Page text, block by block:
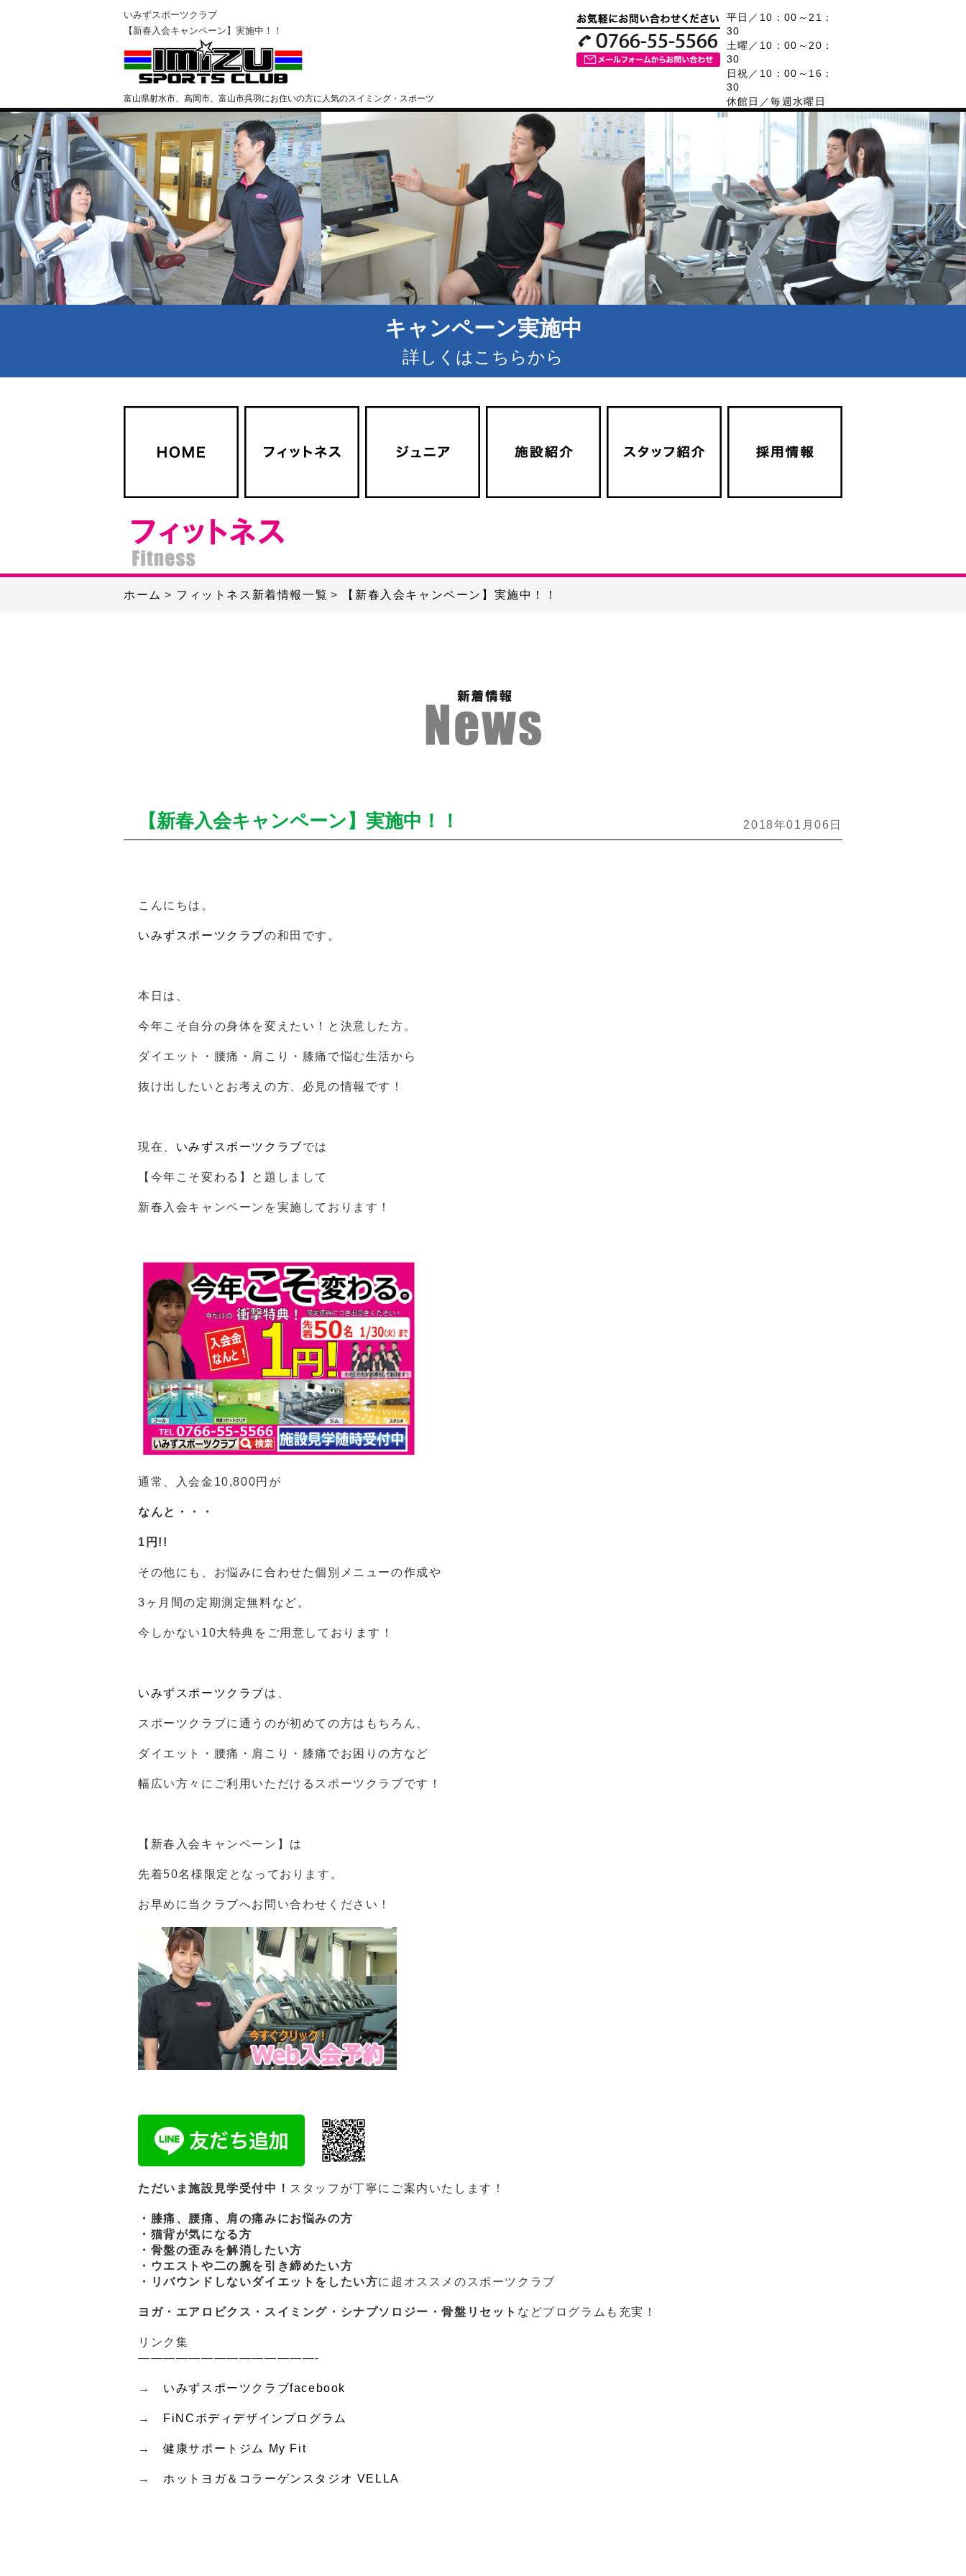
いみずスポーツクラブ
【新春入会キャンペーン】実施中！！
富山県射水市、高岡市、富山市呉羽にお住いの方に人気のスイミング・スポーツ
平日／10：00～21：
30
土曜／10：00～20：
30
日祝／10：00～16：
30
休館日／毎週水曜日
キャンペーン実施中
詳しくはこちらから
ホーム フィットネス新着情報一覧 【新春入会キャンペーン】実施中！！
【新春入会キャンペーン】実施中！！ 2018年01月06日
こんにちは。
いみずスポーツクラブの和田です。
本日は、
今年こそ自分の身体を変えたい！と決意した方。
ダイエット・腰痛・肩こり・膝痛で悩む生活から
抜け出したいとお考えの方、必見の情報です！
現在、 いみずスポーツクラブ では
【今年こそ変わる】と題しまして
新春入会キャンペーンを実施しております！
通常、入会金10,800円が
なんと・・・
1円!!
その他にも、お悩みに合わせた個別メニューの作成や
3ヶ月間の定期測定無料など。
今しかない10大特典をご用意しております！
いみずスポーツクラブは、
スポーツクラブに通うのが初めての方はもちろん、
ダイエット・腰痛・肩こり・膝痛でお困りの方など
幅広い方々にご利用いただけるスポーツクラブです！
【新春入会キャンペーン】は
先着50名様限定となっております。
お早めに当クラブへお問い合わせください！
ただいま施設見学受付中！ スタッフが丁寧にご案内いたします！
・膝痛、腰痛、肩の痛みにお悩みの方
・猫背が気になる方
・骨盤の歪みを解消したい方
・ウエストや二の腕を引き締めたい方
・リバウンドしないダイエットをしたい方に超オススメのスポーツクラブ
ヨガ・エアロビクス・スイミング・シナプソロジー・骨盤リセット などプログラムも充実！
リンク集
——————————————-
→ いみずスポーツクラブfacebook
→ FiNCボディデザインプログラム
→健康サポートジム My Fit
→ ホットヨガ＆コラーゲンスタジオ VELLA